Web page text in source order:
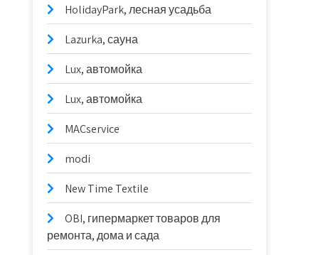
HolidayPark, лесная усадьба
Lazurka, сауна
Lux, автомойка
Lux, автомойка
MACservice
modi
New Time Textile
OBI, гипермаркет товаров для
ремонта, дома и сада